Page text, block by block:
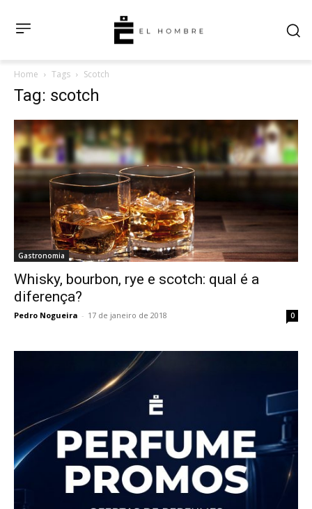
Home Tags Scotch
Tag: scotch
Gastronomia
Whisky, bourbon, rye e scotch: qual é a
diferença?
Pedro Nogueira - 17 de janeiro de 2018 0